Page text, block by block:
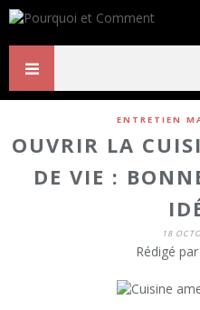
ENTRETIEN
OUVRIR LA
DE VIE :
18
Rédigé